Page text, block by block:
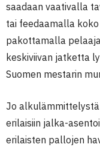
saadaan vaativalla
tai feedaamalla
pakottamalla
keskiviivan jatketta
Suomen mestarin
Jo
erilaisiin jalka-
erilaisten pallojen